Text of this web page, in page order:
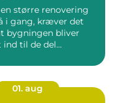
større renovering
i gang, kræver det
bygningen bliver
ind til de del...
01. aug